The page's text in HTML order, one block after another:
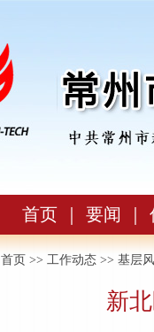
首页 要闻
首页 >> 工作动态 >> 基层
新